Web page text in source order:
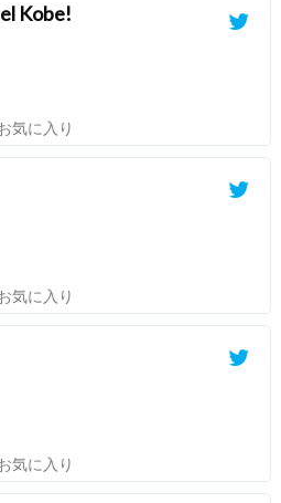
Kobe!
気に入り
気に入り
気に入り